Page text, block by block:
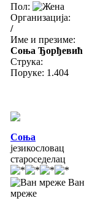
Пол:
Организација:
/
Име и презиме:
Соња Ђорђевић
Струка:
Поруке: 1.404
Соња
језикословац
староседелац
Ван
мреже